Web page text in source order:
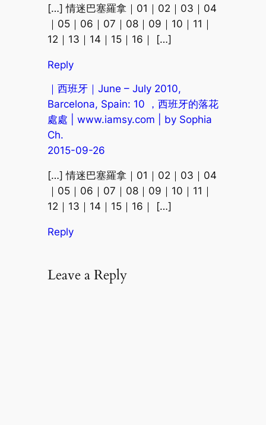
[…] 情迷巴塞羅拿｜01｜02｜03｜04
｜05｜06｜07｜08｜09｜10｜11｜
12｜13｜14｜15｜16｜ […]
Reply
｜西班牙｜June – July 2010,
Barcelona, Spain: 10 ，西班牙的落花
處處 | www.iamsy.com | by Sophia
Ch.
2015-09-26
[…] 情迷巴塞羅拿｜01｜02｜03｜04
｜05｜06｜07｜08｜09｜10｜11｜
12｜13｜14｜15｜16｜ […]
Reply
Leave a Reply